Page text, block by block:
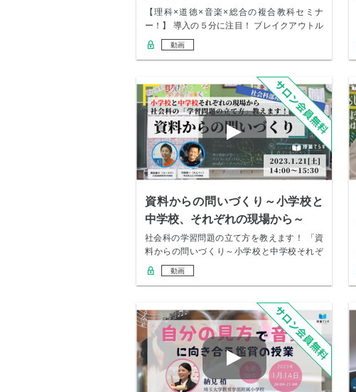
【理科×道徳×音楽×総合の複合教科セミナ
ー！】 導入の５分に注目！ ブレイクアウトル
ームで…
動画
資料からの問いづくり～小学校と
中学校、それぞれの現場から～
社会科の学習問題の立て方を教えます！ 「資
料からの問いづくり～小学校と中学校それぞ
れの現場…
動画